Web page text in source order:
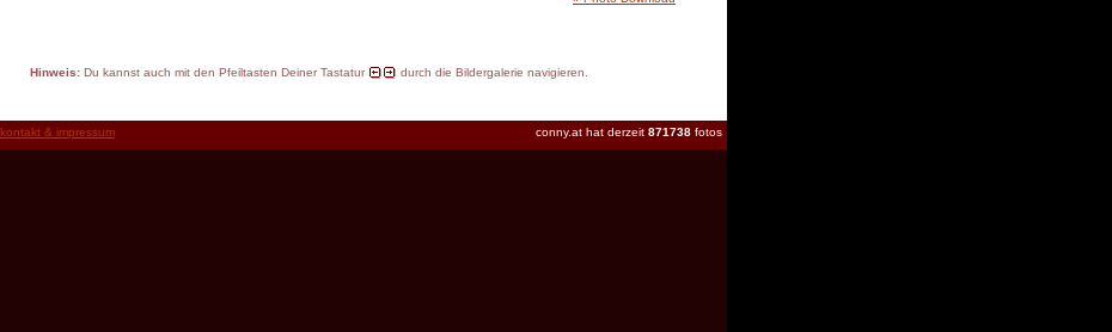
Hinweis:Du kannst auch mit den Pfeiltasten Deiner Tastatur durch die Bildergalerie navigieren.
conny.at hat derzeit 871738 fotos
kontakt & impressum